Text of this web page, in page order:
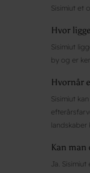
Sisimiut et
Hvor
Sisimiut
by og er
Hvornår
Sisimiut
landskaber
Kan man
Ja.